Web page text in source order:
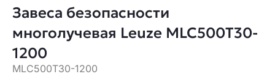
Завеса безопасности
многолучевая Leuze MLC500T30-
1200
MLC500T30-1200